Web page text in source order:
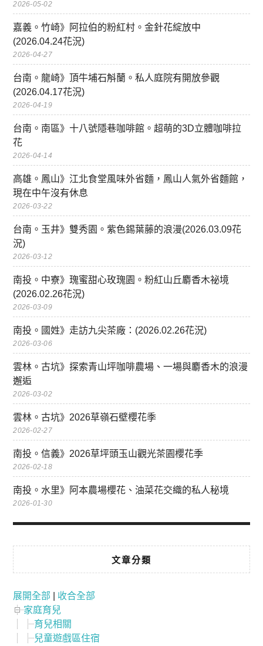
2026-05-02
嘉義。竹崎》阿拉伯的粉紅村。金針花綻放中
(2026.04.24花況)
2026-04-27
台南。龍崎》頂牛埔石斛蘭。私人庭院有開放參觀
(2026.04.17花況)
2026-04-19
台南。南區》十八號隱巷咖啡館。超萌的3D立體咖啡拉
花
2026-04-14
高雄。鳳山》江北食堂風味外省麵，鳳山人氣外省麵館，
現在中午沒有休息
2026-03-22
台南。玉井》雙秀園。紫色錫葉藤的浪漫(2026.03.09花
況)
2026-03-12
南投。中寮》瑰蜜甜心玫瑰園。粉紅山丘麝香木祕境
(2026.02.26花況)
2026-03-09
南投。國姓》走訪九尖茶廠：(2026.02.26花況)
2026-03-06
雲林。古坑》探索青山坪咖啡農場、一場與麝香木的浪漫
邂逅
2026-03-02
雲林。古坑》2026草嶺石壁櫻花季
2026-02-27
南投。信義》2026草坪頭玉山觀光茶園櫻花季
2026-02-18
南投。水里》阿本農場櫻花、油菜花交織的私人秘境
2026-01-30
文章分類
展開全部
收合全部
家庭育兒
育兒相關
兒童遊戲區住宿